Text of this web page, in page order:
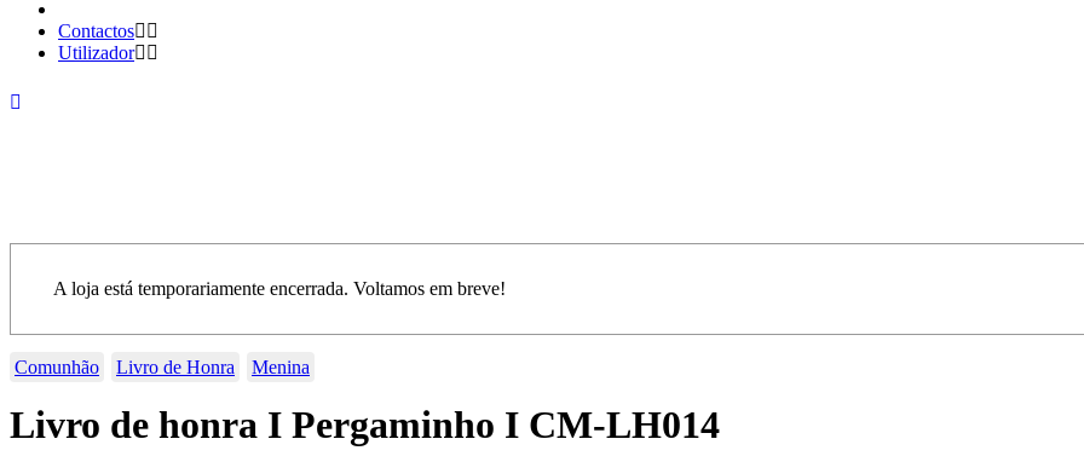
Contactos
Utilizador
A loja está temporariamente encerrada. Voltamos em breve!
Comunhão Livro de Honra Menina
Livro de honra I Pergaminho I CM-LH014